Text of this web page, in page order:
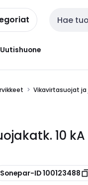
Haku
Uutishuone
Vikavirtasuojat
10
Sonepar-ID 100123488